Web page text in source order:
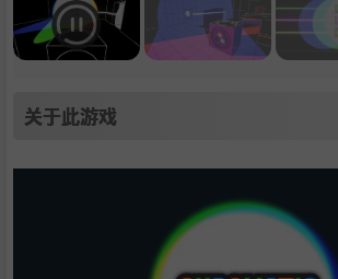
关于此游戏